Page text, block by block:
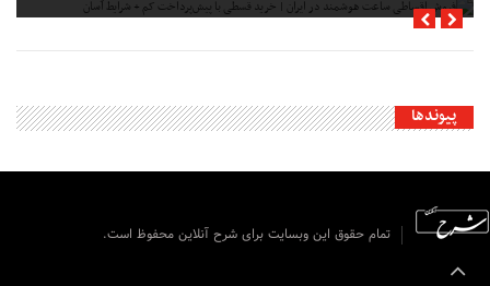
پیوندها
تمام حقوق این وبسایت برای شرح آنلاین محفوظ است.